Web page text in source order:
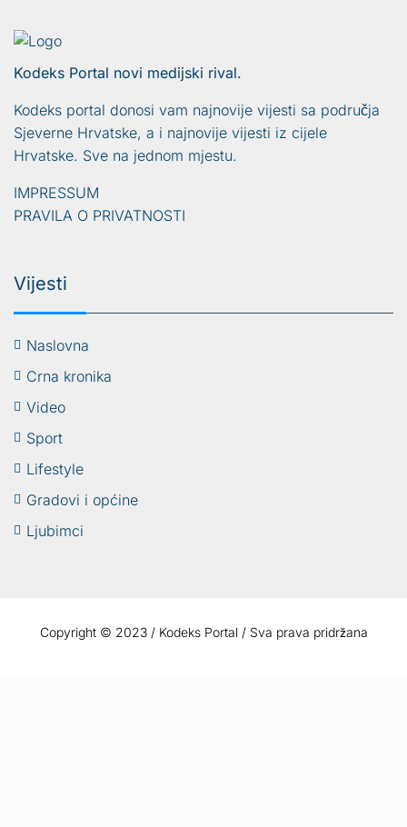
Kodeks Portal novi medijski rival.
Kodeks portal donosi vam najnovije vijesti sa područja
Sjeverne Hrvatske, a i najnovije vijesti iz cijele
Hrvatske. Sve na jednom mjestu.
IMPRESSUM
PRAVILA O PRIVATNOSTI
Vijesti
Naslovna
Crna kronika
Video
Sport
Lifestyle
Gradovi i općine
Ljubimci
Copyright © 2023 / Kodeks Portal / Sva prava pridržana